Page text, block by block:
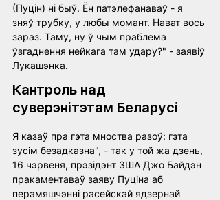
(Пуцін) ні быў. Ён патэлефанаваў - я
зняў трубку, у любы момант. Нават вось
зараз. Таму, ну ў чым праблема
ўзгаднення нейкага там удару?" - заявіў
Лукашэнка.
Кантроль над
суверэнітэтам Беларусі
Я казаў пра гэта мноства разоў: гэта
зусім безадказна", - так у той жа дзень,
16 чэрвеня, прэзідэнт ЗША Джо Байдэн
пракаментаваў заяву Пуціна аб
перамяшчэнні расейскай ядзернай